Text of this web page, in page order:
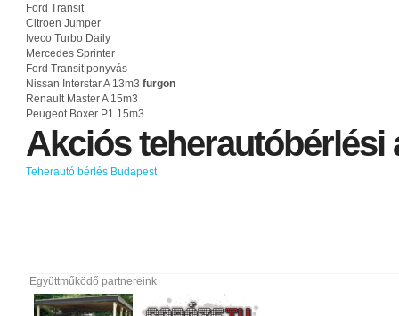
Ford Transit
Citroen Jumper
Iveco Turbo Daily
Mercedes Sprinter
Ford Transit ponyvás
Nissan Interstar A 13m3 furgon
Renault Master A 15m3
Peugeot Boxer P1 15m3
Akciósteherautóbérlési
Teherautó bérlés Budapest
Együttműködő partnereink